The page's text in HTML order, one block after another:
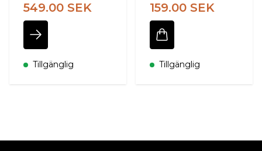
549.00 SEK
Tillgänglig
159.00 SEK
Tillgänglig